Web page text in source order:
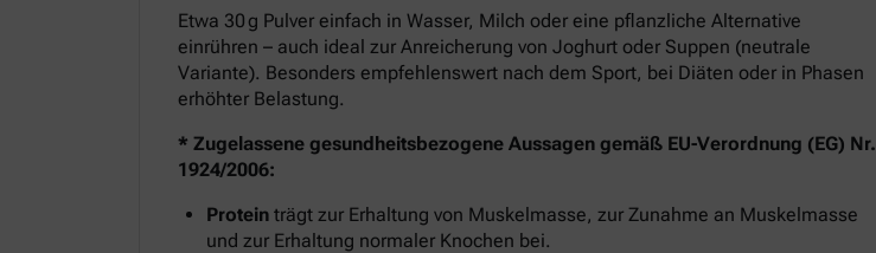
Etwa 30 g Pulver einfach in Wasser, Milch oder eine pflanzliche Alternative
einrühren – auch ideal zur Anreicherung von Joghurt oder Suppen (neutrale
Variante). Besonders empfehlenswert nach dem Sport, bei Diäten oder in Phasen
erhöhter Belastung.
* Zugelassene gesundheitsbezogene Aussagen gemäß EU-Verordnung (EG) Nr.
1924/2006:
Protein trägt zur Erhaltung von Muskelmasse, zur Zunahme an Muskelmasse
und zur Erhaltung normaler Knochen bei.